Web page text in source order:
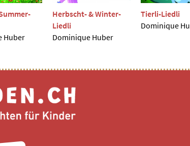
Huber
Herbscht- & Winter-
Liedli
Dominique Huber
Tierli-Liedli
Dominique